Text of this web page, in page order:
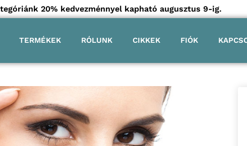
20% kedvezménnyel kapható augusztus 9-ig.
TERMÉKEK RÓLUNK CIKKEK FIÓK